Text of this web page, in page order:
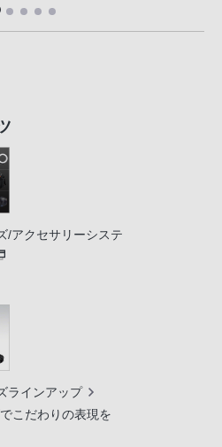
/アクセサリーシステ
ラインアップ
こだわりの表現を